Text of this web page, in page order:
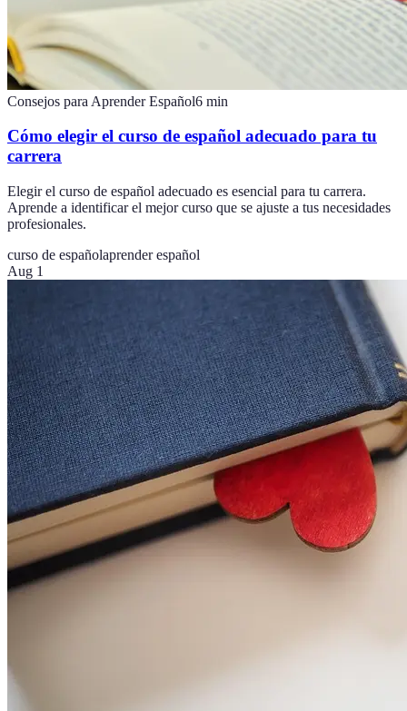
Consejos para Aprender Español6 min
Cómo elegir el curso de español adecuado para tu
carrera
Elegir el curso de español adecuado es esencial para tu carrera.
Aprende a identificar el mejor curso que se ajuste a tus necesidades
profesionales.
curso de españolaprender español
Aug 1